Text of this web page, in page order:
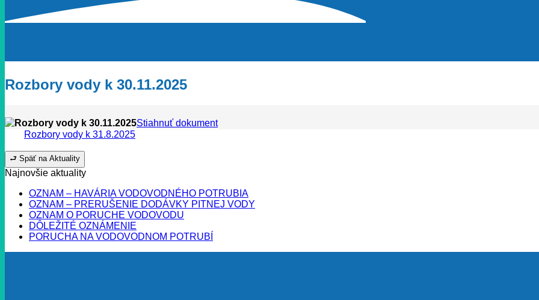
Rozbory vody k 30.11.2025
Rozbory vody k 30.11.2025Stiahnuť dokument
Rozbory vody k 31.8.2025
⮐ Späť na Aktuality
Najnovšie aktuality
OZNAM – HAVÁRIA VODOVODNÉHO POTRUBIA
OZNAM – PRERUŠENIE DODÁVKY PITNEJ VODY
OZNAM O PORUCHE VODOVODU
DÔLEŽITÉ OZNÁMENIE
PORUCHA NA VODOVODNOM POTRUBÍ